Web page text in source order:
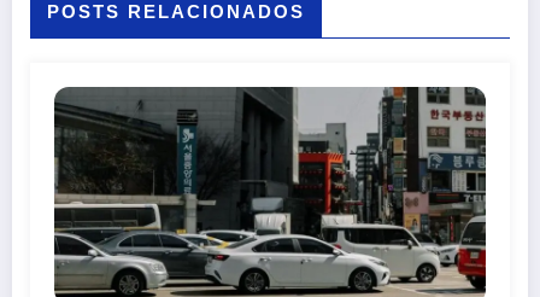
POSTS RELACIONADOS